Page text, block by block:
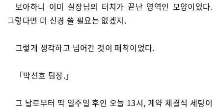
보아하니 이미 실장님의 터치가 끝난 영역인 모양이었다.
그렇다면 더 신경 쓸 필요는 없겠지.
그렇게 생각하고 넘어간 것이 패착이었다.
「박선호 팀장.」
그 날로부터 딱 일주일 후인 오늘 13시, 계약 체결식 세팅이